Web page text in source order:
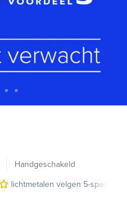
Handgeschakeld
lichtmetalen velgen 5-spaaks